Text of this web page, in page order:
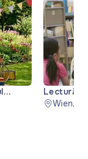
Lectură
Wien,